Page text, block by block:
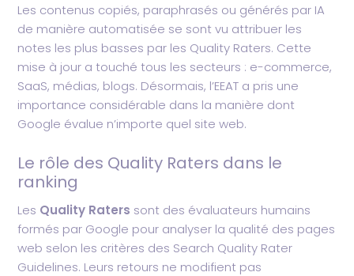
Les contenus copiés, paraphrasés ou générés par IA
de manière automatisée se sont vu attribuer les
notes les plus basses par les Quality Raters. Cette
mise à jour a touché tous les secteurs : e-commerce,
SaaS, médias, blogs. Désormais, l’EEAT a pris une
importance considérable dans la manière dont
Google évalue n’importe quel site web.
Le rôle des Quality Raters dans le
ranking
Les Quality Raters sont des évaluateurs humains
formés par Google pour analyser la qualité des pages
web selon les critères des Search Quality Rater
Guidelines. Leurs retours ne modifient pas